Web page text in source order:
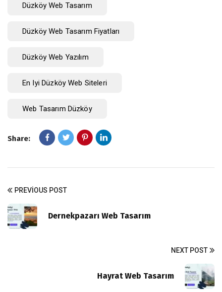
Düzköy Web Tasarım
Düzköy Web Tasarım Fiyatları
Düzköy Web Yazılım
En Iyi Düzköy Web Siteleri
Web Tasarım Düzköy
Share:
PREVIOUS POST
Dernekpazarı Web Tasarım
NEXT POST
Hayrat Web Tasarım